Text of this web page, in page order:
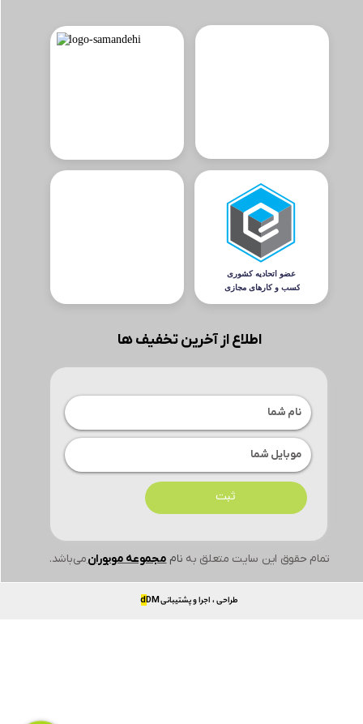
تمام حقوق این سایت متعلق به ناممجموعه موبورانمی‌باشد.
اطلاع از آخرین تخفیف ها
ثبت
طراحی ، اجرا و پشتیبانی dDM